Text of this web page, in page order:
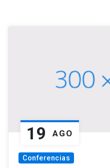
19 AGO
Conferencias